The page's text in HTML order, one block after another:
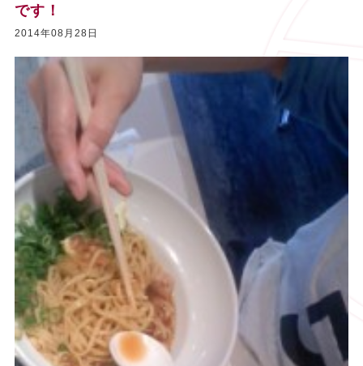
です！
2014年08月28日